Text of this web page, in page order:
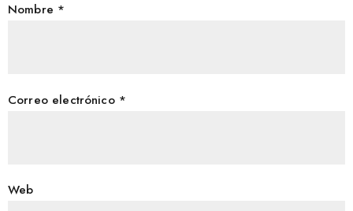
Nombre *
Correo electrónico *
Web